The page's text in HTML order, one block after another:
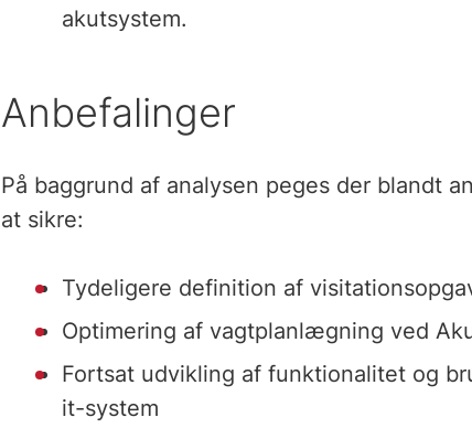
akutsystem.
Anbefalinger
På baggrund af analysen peges der blandt
at sikre:
Tydeligere definition af
Optimering af vagtplanlægning ved
Fortsat udvikling af funktionalitet og
it-system